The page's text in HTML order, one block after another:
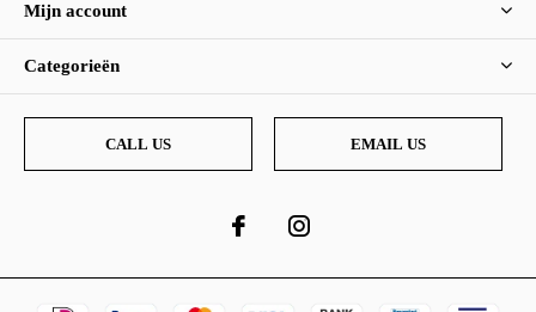
Mijn account
Categorieën
CALL US EMAIL US